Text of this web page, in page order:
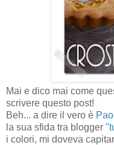
Mai e dico mai come
scrivere questo post!
Beh... a dire il vero è
la sua sfida tra blogger
i colori, mi doveva